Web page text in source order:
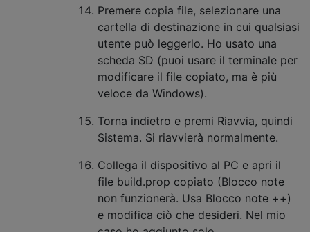
Premere copia file, selezionare una
cartella di destinazione in cui qualsiasi
utente può leggerlo. Ho usato una
scheda SD (puoi usare il terminale per
modificare il file copiato, ma è più
veloce da Windows).
Torna indietro e premi Riavvia, quindi
Sistema. Si riavvierà normalmente.
Collega il dispositivo al PC e apri il
file build.prop copiato (Blocco note
non funzionerà. Usa Blocco note ++)
e modifica ciò che desideri. Nel mio